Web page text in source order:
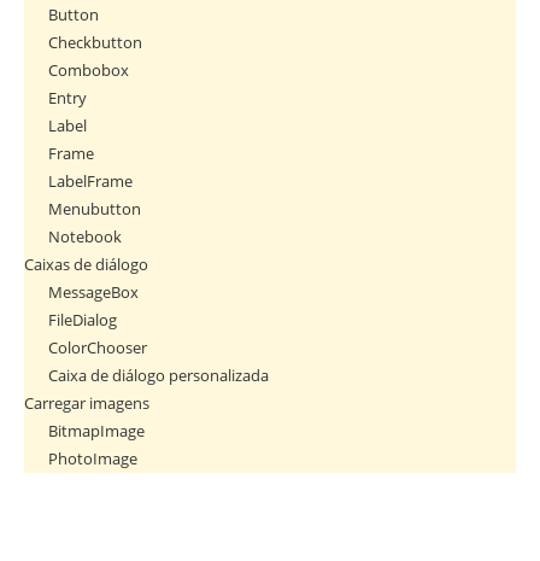
Button
Checkbutton
Combobox
Entry
Label
Frame
LabelFrame
Menubutton
Notebook
Caixas de diálogo
MessageBox
FileDialog
ColorChooser
Caixa de diálogo personalizada
Carregar imagens
BitmapImage
PhotoImage